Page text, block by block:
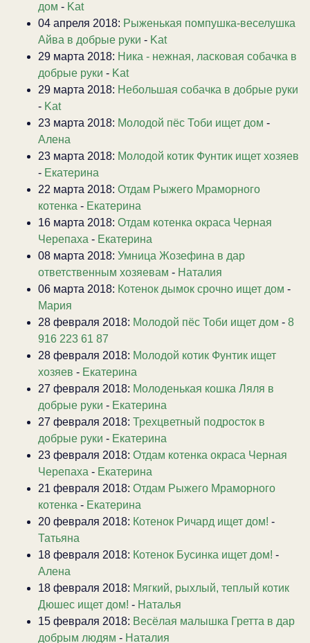
дом - Kat
04 апреля 2018: Рыженькая помпушка-веселушка
Айва в добрые руки - Kat
29 марта 2018: Ника - нежная, ласковая собачка в
добрые руки - Kat
29 марта 2018: Небольшая собачка в добрые руки
- Kat
23 марта 2018: Молодой пёс Тоби ищет дом -
Алена
23 марта 2018: Молодой котик Фунтик ищет хозяев
- Екатерина
22 марта 2018: Отдам Рыжего Мраморного
котенка - Екатерина
16 марта 2018: Отдам котенка окраса Черная
Черепаха - Екатерина
08 марта 2018: Умница Жозефина в дар
ответственным хозяевам - Наталия
06 марта 2018: Котенок дымок срочно ищет дом -
Мария
28 февраля 2018: Молодой пёс Тоби ищет дом - 8
916 223 61 87
28 февраля 2018: Молодой котик Фунтик ищет
хозяев - Екатерина
27 февраля 2018: Молоденькая кошка Ляля в
добрые руки - Екатерина
27 февраля 2018: Трехцветный подросток в
добрые руки - Екатерина
23 февраля 2018: Отдам котенка окраса Черная
Черепаха - Екатерина
21 февраля 2018: Отдам Рыжего Мраморного
котенка - Екатерина
20 февраля 2018: Котенок Ричард ищет дом! -
Татьяна
18 февраля 2018: Котенок Бусинка ищет дом! -
Алена
18 февраля 2018: Мягкий, рыхлый, теплый котик
Дюшес ищет дом! - Наталья
15 февраля 2018: Весёлая малышка Гретта в дар
добрым людям - Наталия